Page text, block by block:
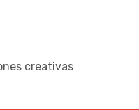
creativas